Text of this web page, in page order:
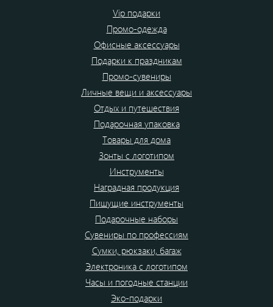
Vip подарки
Промо-одежда
Офисные аксессуары
Подарки к праздникам
Промо-сувениры
Личные вещи и аксессуары
Отдых и путешествия
Подарочная упаковка
Товары для дома
Зонты с логотипом
Инструменты
Наградная продукция
Пишущие инструменты
Подарочные наборы
Сувениры по профессиям
Сумки, рюкзаки, багаж
Электроника с логотипом
Часы и погодные станции
Эко-подарки